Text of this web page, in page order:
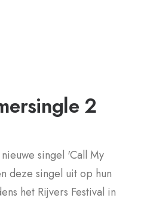
2
singel 'Call My
deze singel uit op hun
het Rijvers Festival in